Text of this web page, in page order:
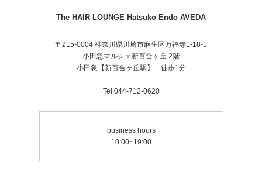
The HAIR LOUNGE Hatsuko Endo AVEDA
〒215-0004 神奈川県川崎市麻生区万福寺1-18-1
小田急マルシェ新百合ヶ丘 2階
小田急【新百合ヶ丘駅】 徒歩1分
Tel.044-712-0620
business hours
10:00~19:00